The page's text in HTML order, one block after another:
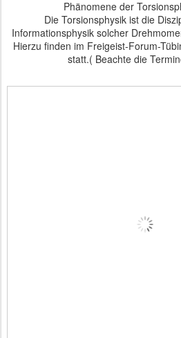
Phänomene der
Die Torsionsphysik ist die
Informationsphysik solcher
Hierzu finden im Freigeist-Forum-
statt.( Beachte die